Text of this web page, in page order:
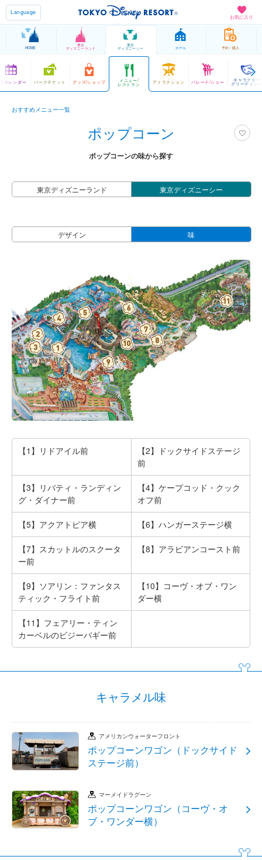
お気に入り
Language
HOME
東京
ディズニーランド
東京
ディズニーシー ホテル 予約 / 購入
カレンダー パークチケット グッズ/ショップ メニュー/
レストラン アトラクション パレード/ショー キャラクター
グリーティング
おすすめメニュー一覧
ポップコーン
ポップコーンの味から探す
東京ディズニーランド 東京ディズニーシー
デザイン 味
【1】リドアイル前
【2】ドックサイドステージ
前
【3】リバティ・ランディン
グ・ダイナー前
【4】ケープコッド・クック
オフ前
【5】アクアトピア横 【6】ハンガーステージ横
【7】スカットルのスクータ
ー前
【8】アラビアンコースト前
【9】ソアリン：ファンタス
ティック・フライト前
【10】コーヴ・オブ・ワン
ダー横
【11】フェアリー・ティン
カーベルのビジーバギー前
キャラメル味
アメリカンウォーターフロント
ポップコーンワゴン（ドックサイド
ステージ前）
マーメイドラグーン
ポップコーンワゴン（コーヴ・オ
ブ・ワンダー横）